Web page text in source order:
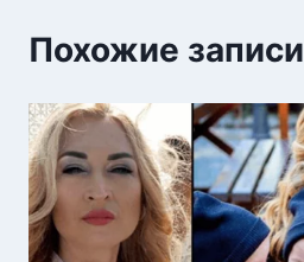
Похожие записи